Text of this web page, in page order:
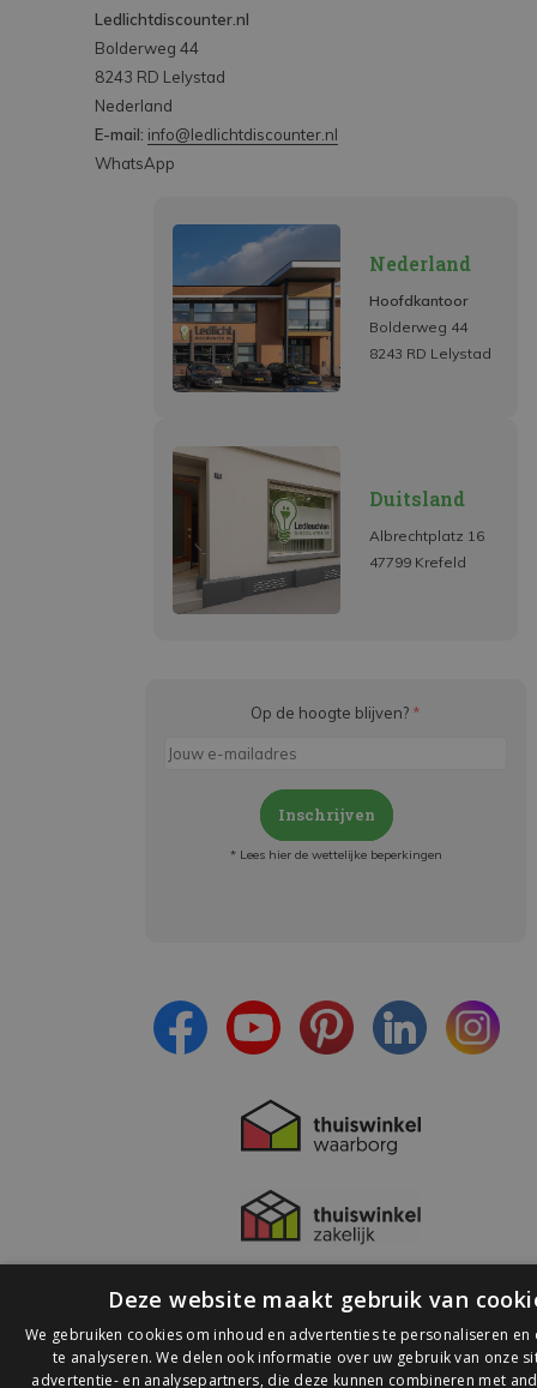
Ledlichtdiscounter.nl
Bolderweg 44
8243 RD Lelystad
Nederland
E-mail: info@ledlichtdiscounter.nl
WhatsApp
Nederland
Hoofdkantoor
Bolderweg 44
8243 RD Lelystad
Duitsland
Albrechtplatz 16
47799 Krefeld
Op de hoogte blijven? *
Inschrijven
* Lees hier de wettelijke beperkingen
Deze website maakt gebruik van
We gebruiken cookies om inhoud en advertenties te personaliseren en
te analyseren. We delen ook informatie over uw gebruik van onze
advertentie- en analysepartners, die deze kunnen combineren met